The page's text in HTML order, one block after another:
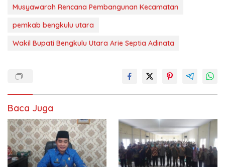
Musyawarah Rencana Pembangunan Kecamatan
pemkab bengkulu utara
Wakil Bupati Bengkulu Utara Arie Septia Adinata
Baca Juga